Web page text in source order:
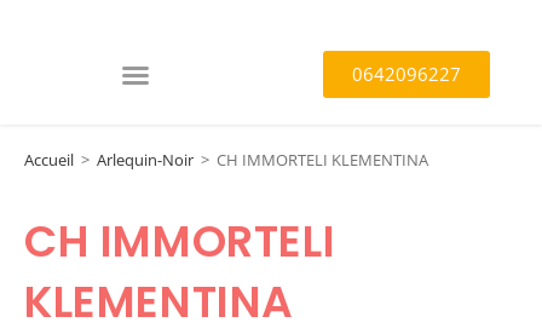
0642096227
Accueil > Arlequin-Noir > CH IMMORTELI KLEMENTINA
CH IMMORTELI
KLEMENTINA